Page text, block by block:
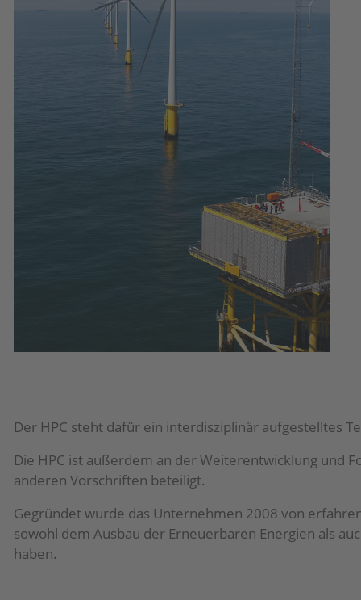
Der HPC steht dafür ein interdisziplinär aufgestelltes
Die HPC ist außerdem an der Weiterentwicklung und
anderen Vorschriften beteiligt.
Gegründet wurde das Unternehmen 2008 von
sowohl dem Ausbau der Erneuerbaren Energien als
haben.